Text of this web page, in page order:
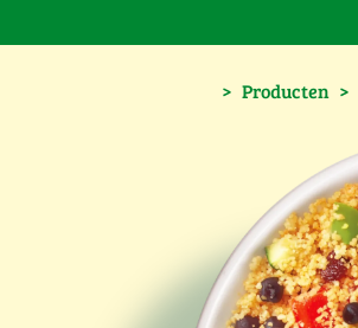
> Producten >